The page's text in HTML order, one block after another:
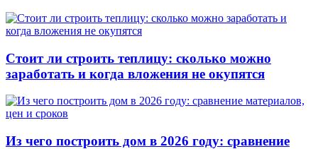
Стоит ли строить теплицу: сколько можно
заработать и когда вложения не окупятся
Из чего построить дом в 2026 году: сравнение